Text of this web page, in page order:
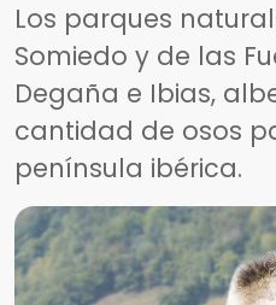
Los parques
Somiedo y de las
Degaña e Ibias,
cantidad de osos
península ibérica.